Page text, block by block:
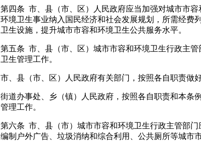
第四条 市、县（市、区）人民政府应当加强对城市市
环境卫生事业纳入国民经济和社会发展规划，所需经费
卫生设施，提升城市市容和环境卫生公共服务水平。
第五条 市、县（市、区）城市市容和环境卫生行政主
卫生管理工作。
市、县（市、区）人民政府有关部门，按照各自职责做
街道办事处、乡（镇）人民政府，按照各自职责和本条
管理工作。
第六条 市、县（市）城市市容和环境卫生行政主管部
编制户外广告、垃圾消纳和综合利用、公共厕所等城市